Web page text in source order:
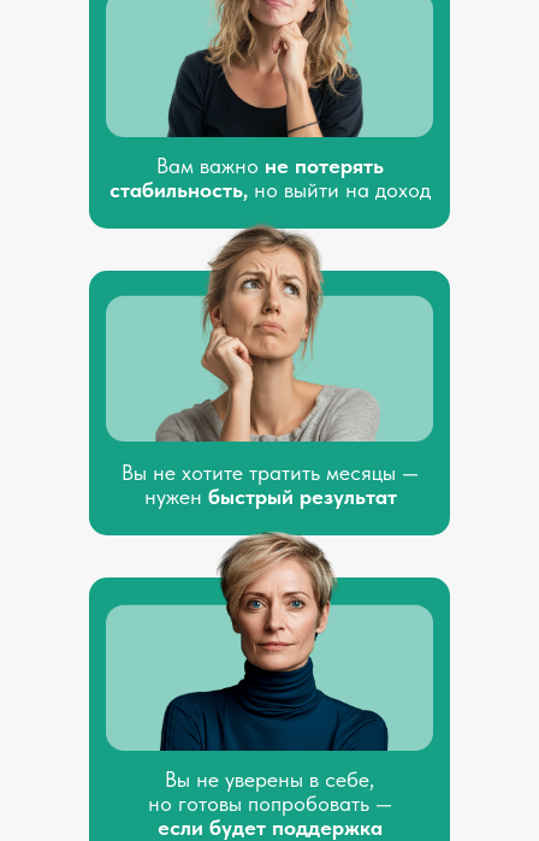
Вам важно не потерять
стабильность, но выйти на доход
Вы не хотите тратить месяцы —
нужен быстрый результат
Вы не уверены в себе,
но готовы попробовать —
если будет поддержка